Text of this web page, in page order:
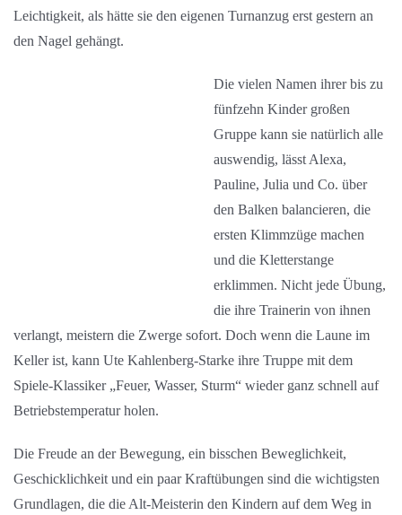
Leichtigkeit, als hätte sie den eigenen Turnanzug erst gestern an
den Nagel gehängt.
Die vielen Namen ihrer bis zu
fünfzehn Kinder großen
Gruppe kann sie natürlich alle
auswendig, lässt Alexa,
Pauline, Julia und Co. über
den Balken balancieren, die
ersten Klimmzüge machen
und die Kletterstange
erklimmen. Nicht jede Übung,
die ihre Trainerin von ihnen
verlangt, meistern die Zwerge sofort. Doch wenn die Laune im
Keller ist, kann Ute Kahlenberg-Starke ihre Truppe mit dem
Spiele-Klassiker „Feuer, Wasser, Sturm“ wieder ganz schnell auf
Betriebstemperatur holen.
Die Freude an der Bewegung, ein bisschen Beweglichkeit,
Geschicklichkeit und ein paar Kraftübungen sind die wichtigsten
Grundlagen, die die Alt-Meisterin den Kindern auf dem Weg in